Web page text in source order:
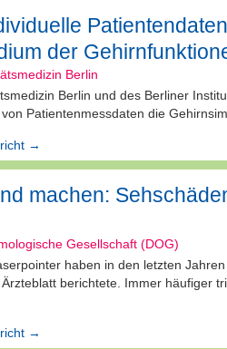
der
Berlin
Berlin und des Berliner
Patientenmessdaten die
→
machen:
Gesellschaft (DOG)
haben in den letzten
berichtete. Immer häufiger
→